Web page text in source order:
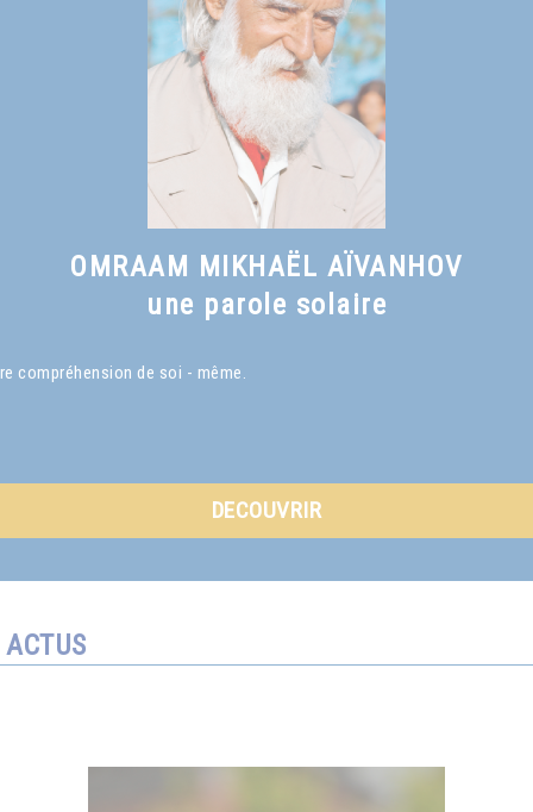
OMRAAM MIKHAËL AÏVANHOV
une parole solaire
compréhension de soi - même.
DECOUVRIR
ACTUS